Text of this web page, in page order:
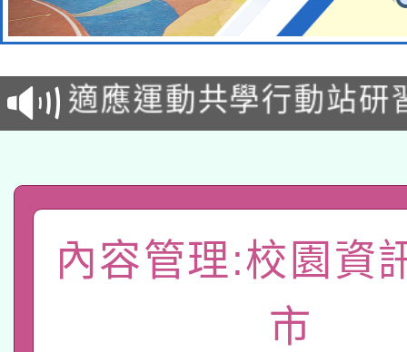
本校115學年度第2次
招甄選結果公告(無人
適應運動共學行動站研
本館辦理115年度閱讀
暨閱讀推動專業研習
科技賦能─人工智慧
礎課程
「數位內容與教學軟體
有關大陸委員會函釋公
內容管理:校園資
市